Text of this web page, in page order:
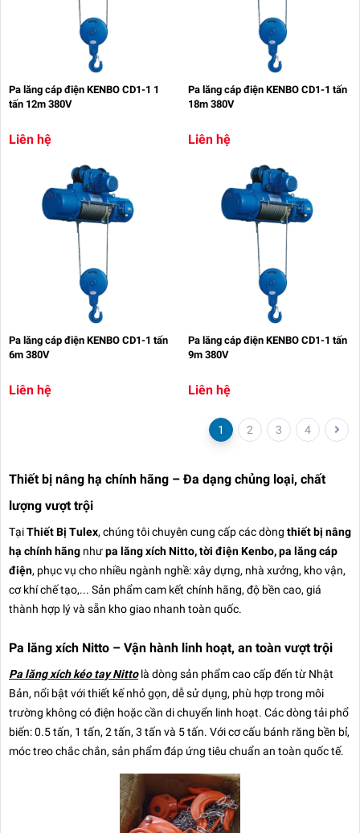
Pa lăng cáp điện KENBO CD1-1 1
tấn 12m 380V
Liên hệ
Pa lăng cáp điện KENBO CD1-1 tấn
18m 380V
Liên hệ
Pa lăng cáp điện KENBO CD1-1 tấn
6m 380V
Liên hệ
Pa lăng cáp điện KENBO CD1-1 tấn
9m 380V
Liên hệ
1 2 3 4
Thiết bị nâng hạ chính hãng – Đa dạng chủng loại, chất
lượng vượt trội
TạiThiết Bị Tulex, chúng tôi chuyên cung cấp các dòng thiết bị nâng
hạ chính hãng nhưpa lăng xích Nitto, tời điện Kenbo, pa lăng cáp
điện, phục vụ cho nhiều ngành nghề: xây dựng, nhà xưởng, kho vận,
cơ khí chế tạo,... Sản phẩm cam kết chính hãng, độ bền cao, giá
thành hợp lý và sẵn kho giao nhanh toàn quốc.
Pa lăng xích Nitto – Vận hành linh hoạt, an toàn vượt trội
Pa lăng xích kéo tay Nittolà dòng sản phẩm cao cấp đến từ Nhật
Bản, nổi bật với thiết kế nhỏ gọn, dễ sử dụng, phù hợp trong môi
trường không có điện hoặc cần di chuyển linh hoạt. Các dòng tải phổ
biến: 0.5 tấn, 1 tấn, 2 tấn, 3 tấn và 5 tấn. Với cơ cấu bánh răng bền bỉ,
móc treo chắc chắn, sản phẩm đáp ứng tiêu chuẩn an toàn quốc tế.